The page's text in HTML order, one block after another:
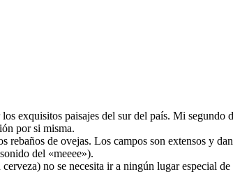
exquisitos paisajes del sur del país. Mi
por si misma.
de ovejas. Los campos son extensos y
del «meeee»).
no se necesita ir a ningún lugar especial